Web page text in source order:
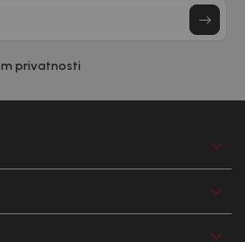
privatnosti